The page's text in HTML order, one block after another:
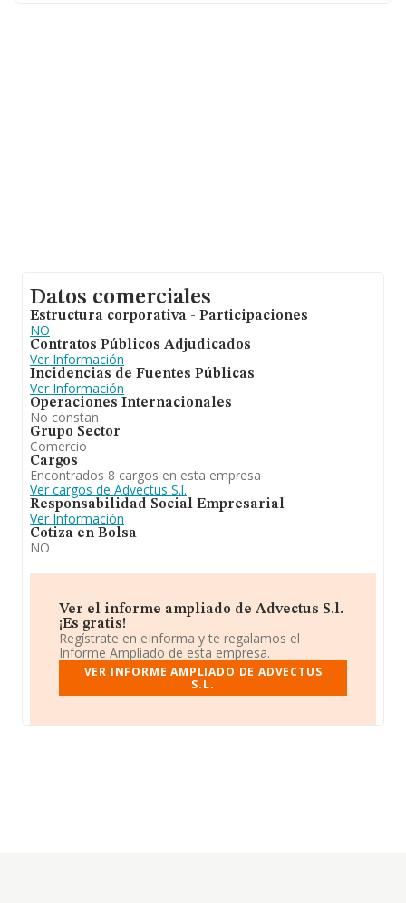
Datos comerciales
Estructura corporativa - Participaciones
NO
Contratos Públicos Adjudicados
Ver Información
Incidencias de Fuentes Públicas
Ver Información
Operaciones Internacionales
No constan
Grupo Sector
Comercio
Cargos
Encontrados 8 cargos en esta empresa
Ver cargos de Advectus S.l.
Responsabilidad Social Empresarial
Ver Información
Cotiza en Bolsa
NO
Ver el informe ampliado de Advectus S.l.
¡Es gratis!
Regístrate en eInforma y te regalamos el
Informe Ampliado de esta empresa.
VER INFORME AMPLIADO DE ADVECTUS
S.L.